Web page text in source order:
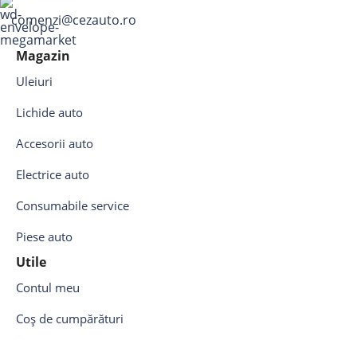
comenzi@cezauto.ro
Magazin
Uleiuri
Lichide auto
Accesorii auto
Electrice auto
Consumabile service
Piese auto
Utile
Contul meu
Coș de cumpărături